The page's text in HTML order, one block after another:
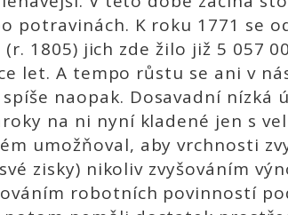
potravinách. K roku 1771 se
1805) jich zde žilo již 5 057
let. A tempo růstu se ani v
naopak. Dosavadní nízká
na ni nyní kladené jen s
umožňoval, aby vrchnosti
zisky) nikoliv zvyšováním
robotních povinností